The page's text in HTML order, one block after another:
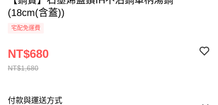
(18cm(含蓋))
宅配免運費
NT$1,680
NT$680
付款與運送方式